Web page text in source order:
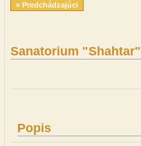
« Predchádzajúci
Sanatorium "Shahtar"
Popis